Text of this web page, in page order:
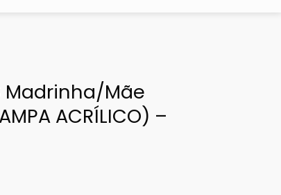
Madrinha/Mãe
ACRÍLICO) –